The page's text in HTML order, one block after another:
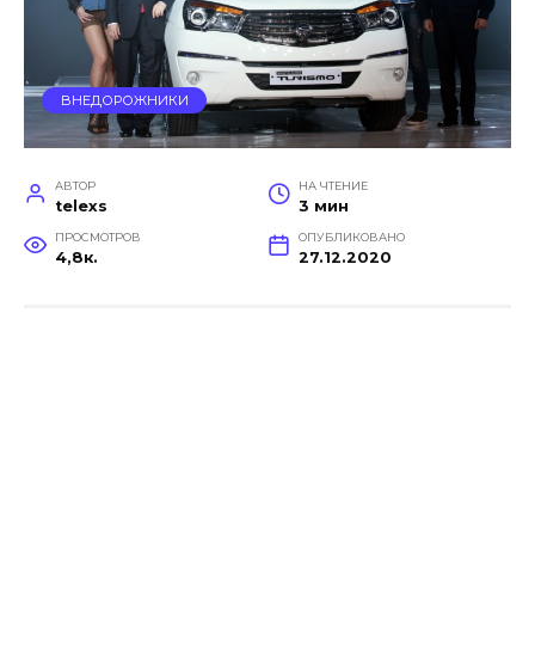
ВНЕДОРОЖНИКИ
АВТОР
telexs
НА ЧТЕНИЕ
3 мин
ПРОСМОТРОВ
4,8к.
ОПУБЛИКОВАНО
27.12.2020